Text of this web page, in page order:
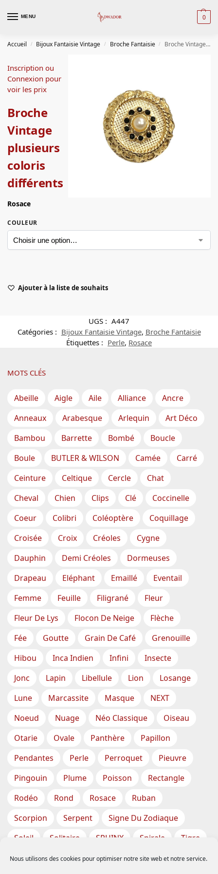
Nous utilisons des cookies pour optimiser notre site web et notre service.
MENU 0
Accueil / Bijoux Fantaisie Vintage / Broche Fantaisie / Broche Vintage plusieurs coloris différents
Inscription ou
Connexion pour
voir les prix
Broche
Vintage
plusieurs
coloris
différents
Rosace
COULEUR
Ajouter à la liste de souhaits
UGS : A447
Catégories : Bijoux Fantaisie Vintage, Broche Fantaisie
Étiquettes : Perle, Rosace
MOTS CLÉS
Abeille Aigle Aile Alliance
Ancre
Anneaux
Arabesque Arlequin
Art Déco
Bambou
Barrette Bombé
Boucle
Boule
BUTLER & WILSON Camée
Carré
Ceinture
Celtique Cercle
Chat
Cheval
Chien Clips Clé
Coccinelle
Coeur
Colibri Coléoptère
Coquillage
Croisée
Croix Créoles
Cygne
Dauphin
Demi Créoles
Dormeuses
Drapeau
Eléphant Emaillé
Eventail
Femme
Feuille Filigrané
Fleur
Fleur De Lys
Flocon De Neige
Flèche
Fée
Goutte Grain De Café
Grenouille
Hibou
Inca Indien Infini
Insecte
Jonc
Lapin Libellule Lion
Losange
Lune
Marcassite Masque
NEXT
Noeud
Nuage Néo Classique
Oiseau
Otarie
Ovale Panthère
Papillon
Pendantes
Perle Perroquet
Pieuvre
Pingouin
Plume Poisson
Rectangle
Rodéo
Rond Rosace
Ruban
Scorpion
Serpent
Signe Du Zodiaque
Soleil
Solitaire SPHINX Spirale
Tigre
Torsade
Tortue Train
Tresse